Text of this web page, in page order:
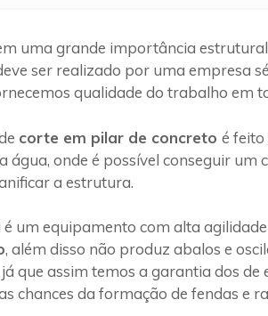
uma grande importância
ser realizado por uma empresa
qualidade do trabalho em
corte em pilar de concreto é
água, onde é possível conseguir um
a estrutura.
um equipamento com alta
, além disso não produz abalos e
que assim temos a garantia dos
chances da formação de fendas e